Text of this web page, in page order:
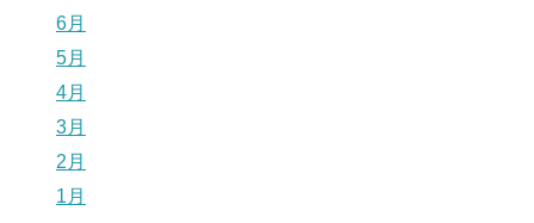
6月
5月
4月
3月
2月
1月